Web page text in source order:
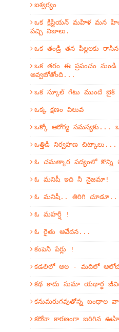
ఐశ్వర్యం
ఒక క్రిస్టియన్ మహిళ మన
పచ్చి నిజాలు.
ఒక తండ్రి తన పిల్లలకు
ఒక తరం ఈ ప్రపంచం నుండి
అవ్వబోతోంది...
ఒక స్కూల్ గేటు ముందే
ఒక్క క్షణం విలువ
ఒక్కో ఆరోగ్య సమస్యకు...
ఒత్తిడి నిర్వహణ చిట్కాలు...
ఓ చమత్కార పద్యంలో కొన్ని
ఓ మనిషీ ఇది నీ నైజమా!
ఓ మనిషీ.. తిరిగి
ఓ మహర్షీ !
ఓ రైతు ఆవేదన...
కంపెనీ పేర్లు !
కడలిలో అల - మదిలో
కథ కాదు సుమా యథార్థ
కనుమరుగవుతోన్న బంధాల
కరోనా కారణంగా జరిగిన